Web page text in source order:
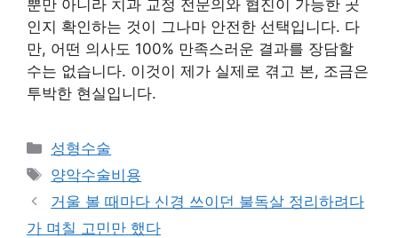
뿐만 아니라 치과 교정 전문의와 협진이 가능한 곳
인지 확인하는 것이 그나마 안전한 선택입니다. 다
만, 어떤 의사도 100% 만족스러운 결과를 장담할
수는 없습니다. 이것이 제가 실제로 겪고 본, 조금은
투박한 현실입니다.
카
테
리
성형수술
태
그
양악수술비용
거울 볼 때마다 신경 쓰이던 불독살 정리하려다
가 며칠 고민만 했다